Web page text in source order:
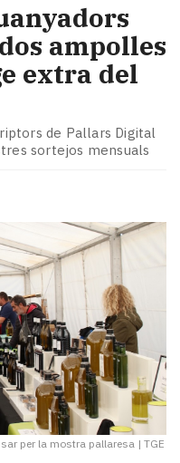
ampolles
extra del
de Pallars Digital
sortejos mensuals
per la mostra pallaresa | TGE